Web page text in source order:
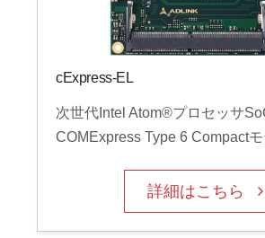
cExpress-EL
次世代Intel Atom®プロセッサ
COMExpress Type 6 Compact
詳細はこちら